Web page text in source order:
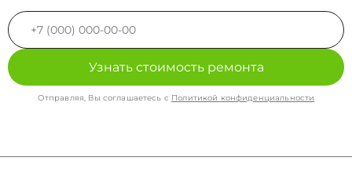
Узнать стоимость ремонта
Отправляя, Вы соглашаетесь с Политикой конфиденциальности